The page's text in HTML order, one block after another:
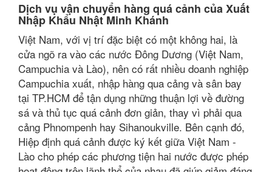
Dịch vụ vận chuyển hàng quá cảnh của Xuất
Nhập Khẩu Nhật Minh Khánh
Việt Nam, với vị trí đặc biệt có một không hai, là
cửa ngõ ra vào các nước Đông Dương (Việt Nam,
Campuchia và Lào), nên có rất nhiều doanh nghiệp
Campuchia xuất, nhập hàng qua cảng và sân bay
tại TP.HCM để tận dụng những thuận lợi về đường
sá và thủ tục quá cảnh đơn giản, thay vì phải qua
cảng Phnompenh hay Sihanoukville. Bên cạnh đó,
Hiệp định quá cảnh được ký kết giữa Việt Nam -
Lào cho phép các phương tiện hai nước được phép